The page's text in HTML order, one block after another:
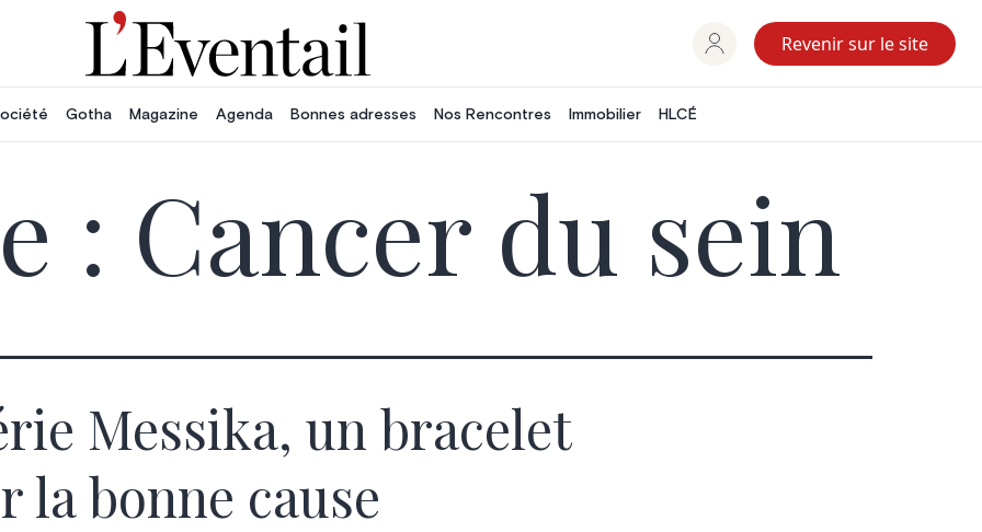
Revenir sur le site
Gotha Magazine Agenda Bonnes adresses Nos Rencontres Immobilier HLCÉ
: Cancer du sein
Messika, un bracelet
la bonne cause